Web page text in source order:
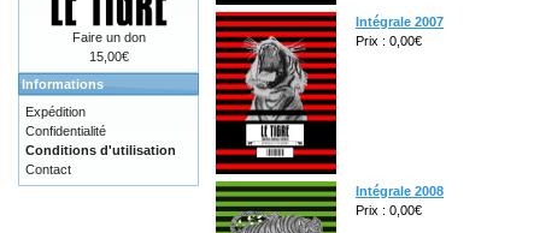
Intégrale 2007
Prix : 0,00€
Intégrale 2008
Prix : 0,00€
Faire un don
15,00€
Informations
Expédition
Confidentialité
Conditions d'utilisation
Contact